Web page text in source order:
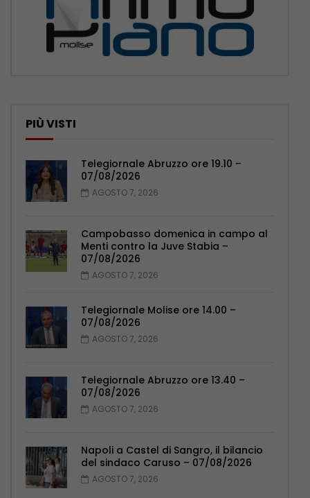
PIÙ VISTI
Telegiornale Abruzzo ore 19.10 –
07/08/2026
AGOSTO 7, 2026
Campobasso domenica in campo al
Menti contro la Juve Stabia –
07/08/2026
AGOSTO 7, 2026
Telegiornale Molise ore 14.00 –
07/08/2026
AGOSTO 7, 2026
Telegiornale Abruzzo ore 13.40 –
07/08/2026
AGOSTO 7, 2026
Napoli a Castel di Sangro, il bilancio
del sindaco Caruso – 07/08/2026
AGOSTO 7, 2026